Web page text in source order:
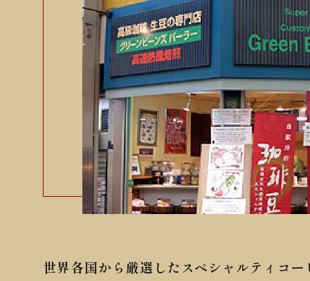
世界各国から厳選したスペシャルティコ